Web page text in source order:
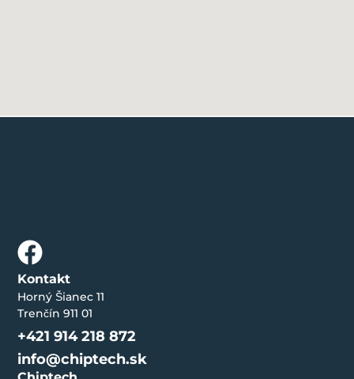
Kontakt
Horný Šianec 11
Trenčín 911 01
+421 914 218 872
info@chiptech.sk